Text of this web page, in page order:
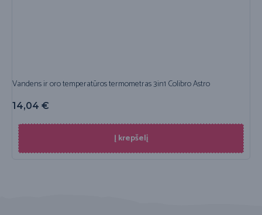
Vandens ir oro temperatūros termometras 3in1 Colibro Astro
14,04 €
Į krepšelį